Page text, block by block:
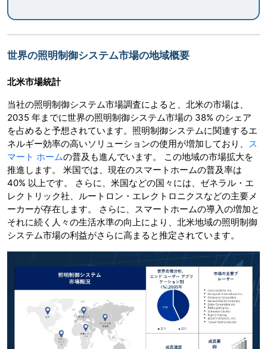
世界の照明制御システム市場の地域概要
北米市場統計
当社の照明制御システム市場調査によると、北米の市場は、
2035 年までに世界の照明制御システム市場の 38% のシェア
を占めると予想されています。照明制御システムに関連するエ
ネルギー効率の高いソリューションの使用が増加しており、
ス
マート ホームの普及も進んでいます。 この地域の市場拡大を
推進します。 米国では、現在のスマートホームの普及率は
40% 以上です。 さらに、米国などの国々には、ゼネラル・エ
レクトリック社、ルートロン・エレクトロニクスなどの主要メ
ーカーが存在します。 さらに、スマートホームの導入の増加と
それに続く人々の生活水準の向上により、北米地域の照明制御
システム市場の利益がさらに高まると推定されています。